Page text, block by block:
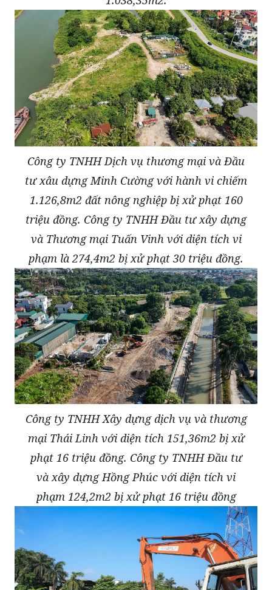
Công ty TNHH Dịch vụ thương mại và Đầu
tư xâu dựng Minh Cường với hành vi chiếm
1.126,8m2 đất nông nghiệp bị xử phạt 160
triệu đồng. Công ty TNHH Đầu tư xây dựng
và Thương mại Tuấn Vinh với diện tích vi
phạm là 274,4m2 bị xử phạt 30 triệu đồng.
Công ty TNHH Xây dựng dịch vụ và thương
mại Thái Linh với diện tích 151,36m2 bị xử
phạt 16 triệu đồng. Công ty TNHH Đầu tư
và xây dựng Hồng Phúc với diện tích vi
phạm 124,2m2 bị xử phạt 16 triệu đồng